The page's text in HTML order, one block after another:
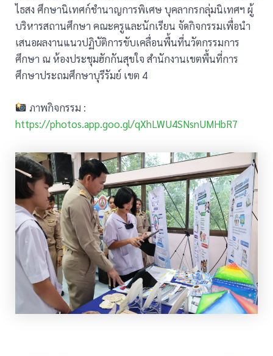
ไธสง ศึกษานิเทศก์ชำนาญการพิเศษ บุคลากรกลุ่มนิเทศฯ ผู้
บริหารสถานศึกษา คณะครูและนักเรียน จัดกิจกรรมเพื่อนำ
เสนอผลงานแนวปฏิบัติการขับเคลื่อนพื้นที่นวัตกรรมการ
ศึกษา ณ ห้องประชุมฮักกันสุขใจ สำนักงานเขตพื้นที่การ
ศึกษาประถมศึกษาบุรีรัมย์ เขต 4
ภาพกิจกรรม :
https://photos.app.goo.gl/qXhLWU4SNsnUMHbR7